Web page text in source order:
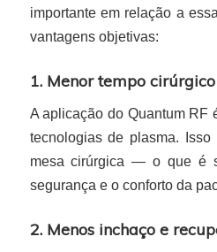
importante em relação a
vantagens objetivas:
1. Menor tempo cirúrgico
A aplicação do Quantum RF
tecnologias de plasma.
mesa cirúrgica — o que é
segurança e o conforto da
2. Menos inchaço e